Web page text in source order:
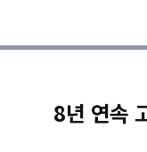
8년 연속